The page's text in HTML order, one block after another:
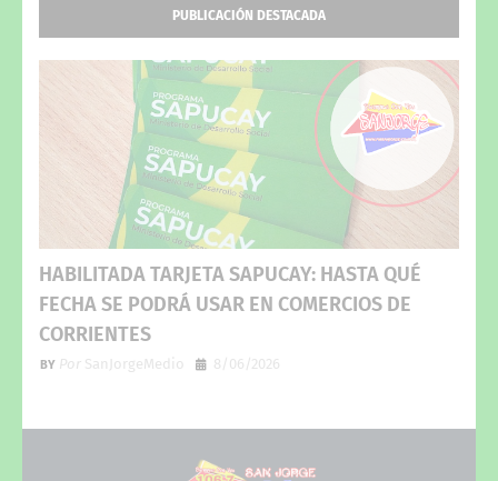
PUBLICACIÓN DESTACADA
HABILITADA TARJETA SAPUCAY: HASTA QUÉ
FECHA SE PODRÁ USAR EN COMERCIOS DE
CORRIENTES
Por SanJorgeMedio 8/06/2026